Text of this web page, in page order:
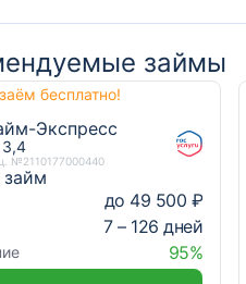
займы
бесплатно!
Экспресс
3,4
№2110177000440
до 49 500 ₽
7 – 126 дней
95%